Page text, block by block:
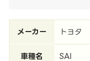
メーカー トヨタ
車種名 SAI